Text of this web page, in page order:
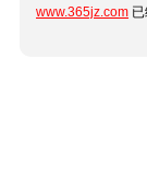
www.365jz.com